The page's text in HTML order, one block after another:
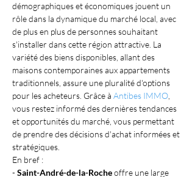
démographiques et économiques jouent un
rôle dans la dynamique du marché local, avec
de plus en plus de personnes souhaitant
s'installer dans cette région attractive. La
variété des biens disponibles, allant des
maisons contemporaines aux appartements
traditionnels, assure une pluralité d'options
pour les acheteurs. Grâce à Antibes IMMO
vous restez informé des dernières tendances
et opportunités du marché, vous permettant
de prendre des décisions d'achat informées et
stratégiques.
En bref :
- Saint-André-de-la-Roche offre une large